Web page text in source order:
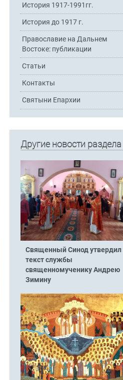
История 1917-1991гг.
История до 1917 г.
Православие на Дальнем
Востоке: публикации
Статьи
Контакты
Святыни Епархии
Другие новости раздела
Священный Синод утвердил
текст службы
священномученику Андрею
Зимину